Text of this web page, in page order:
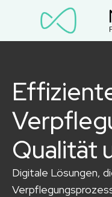
Qualität
Digitale Lösungen,